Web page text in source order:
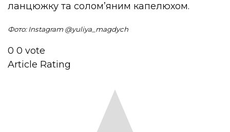
ланцюжку та солом’яним капелюхом.
Фото: Instagram @yuliya_magdych
0 0 vote
Article Rating